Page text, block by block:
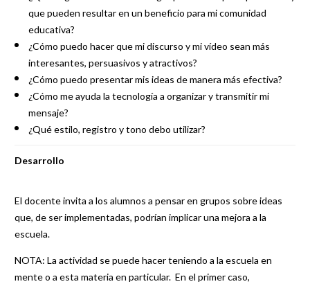
que pueden resultar en un beneficio para mi comunidad
educativa?
¿Cómo puedo hacer que mi discurso y mi vídeo sean más
interesantes, persuasivos y atractivos?
¿Cómo puedo presentar mis ideas de manera más efectiva?
¿Cómo me ayuda la tecnología a organizar y transmitir mi
mensaje?
¿Qué estilo, registro y tono debo utilizar?
Desarrollo
El docente invita a los alumnos a pensar en grupos sobre ideas
que, de ser implementadas, podrían implicar una mejora a la
escuela.
NOTA: La actividad se puede hacer teniendo a la escuela en
mente o a esta materia en particular. En el primer caso,